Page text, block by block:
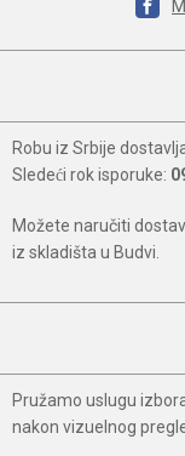
Robu iz Srbije
Sledeći rok isporuke:
Možete naručiti
iz skladišta u Budvi.
Pružamo uslugu
nakon vizuelnog